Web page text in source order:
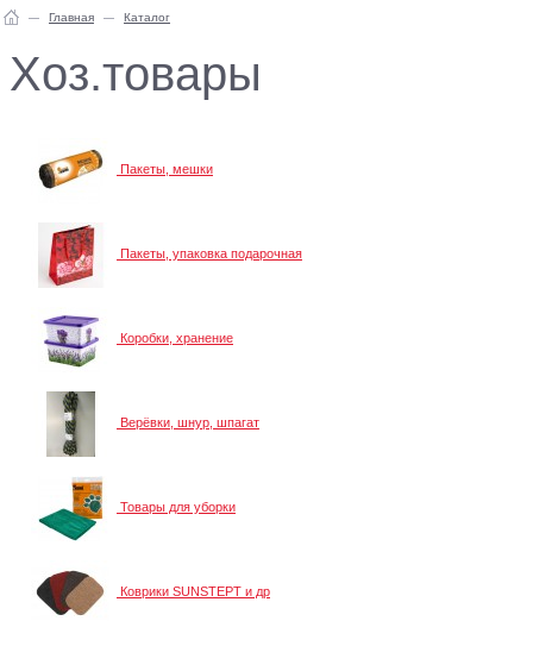
Главная Каталог
Хоз.товары
Пакеты, мешки
Пакеты, упаковка подарочная
Коробки, хранение
Верёвки, шнур, шпагат
Товары для уборки
Коврики SUNSTEPT и др